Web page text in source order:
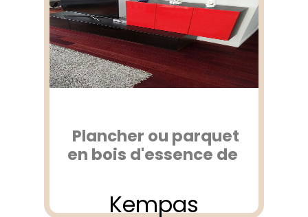
Plancher ou parquet
en bois d'essence de
Kempas